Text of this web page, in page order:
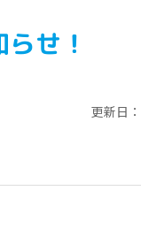
せ！
更新日